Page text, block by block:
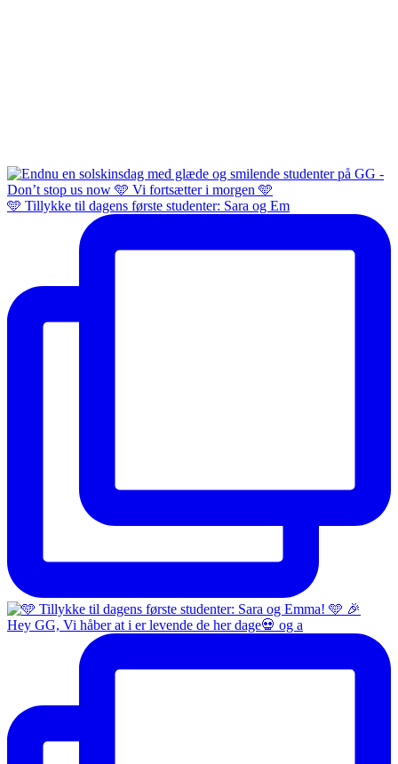
🩵 Tillykke til dagens første studenter: Sara og Em
Hey GG, Vi håber at i er levende de her dage💀 og a